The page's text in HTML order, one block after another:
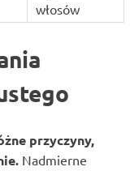
włosów
przyczyny,
Nadmierne